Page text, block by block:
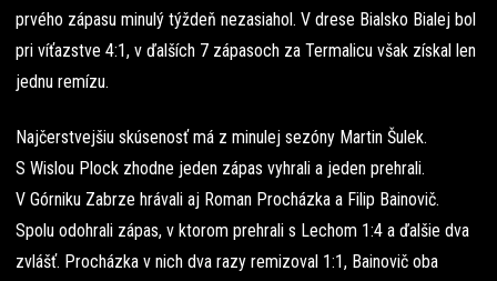
prvého zápasu minulý týždeň nezasiahol. V drese Bialsko Bialej bol
pri víťazstve 4:1, v ďalších 7 zápasoch za Termalicu však získal len
jednu remízu.
Najčerstvejšiu skúsenosť má z minulej sezóny Martin Šulek.
S Wislou Plock zhodne jeden zápas vyhrali a jeden prehrali.
V Górniku Zabrze hrávali aj Roman Procházka a Filip Bainovič.
Spolu odohrali zápas, v ktorom prehrali s Lechom 1:4 a ďalšie dva
zvlášť. Procházka v nich dva razy remizoval 1:1, Bainovič oba